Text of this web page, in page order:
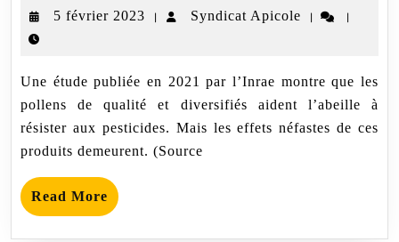
la
5 février 2023
5| Syndicat Apicole
Syndicat
| |
Une étude publiée en 2021 par l’Inrae montre que les
pollens de qualité et diversifiés aident l’abeille à
résister aux pesticides. Mais les effets néfastes de ces
produits demeurent. (Source
Read More Read
More